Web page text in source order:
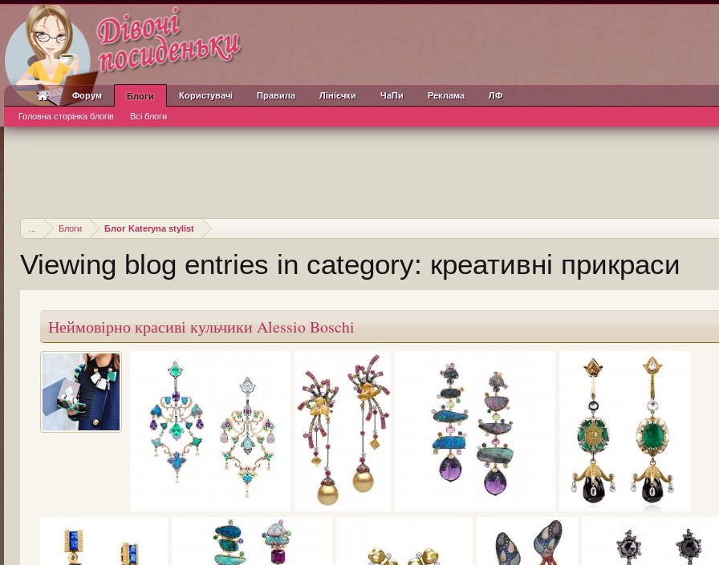
Блоги Блог Kateryna stylist
Viewing blog entries in category: креативні прикраси
Неймовірно красиві кульчики Alessio Boschi
Форум Блоги
Головна сторінка блогів Всі блоги
Користувачі Правила Лінієчки ЧаПи Реклама ЛФ